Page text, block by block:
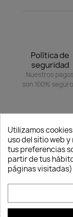
Política de
seguridad
Nuestros
son 100%
Compartir
TAMBIÉN
Utilizamos
uso del sitio web
tus preferencias
partir de tus
páginas